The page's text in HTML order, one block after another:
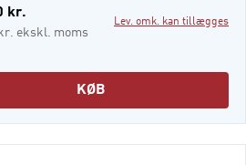
kr.
ekskl. moms
Lev. omk. kan tillægges
KØB